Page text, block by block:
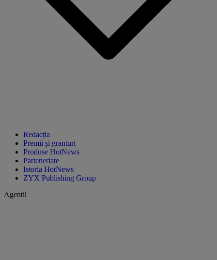
Redacția
Premii și granturi
Produse HotNews
Parteneriate
Istoria HotNews
ZYX Publishing Group
Agentii